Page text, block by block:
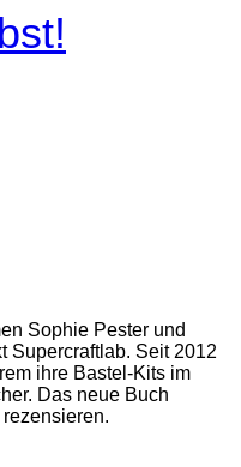
Sophie Pester und
Supercraftlab. Seit 2012
ihre Bastel-Kits im
Das neue Buch